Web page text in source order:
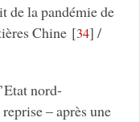
la pandémie de
Chine[34] /
nord-
– après une